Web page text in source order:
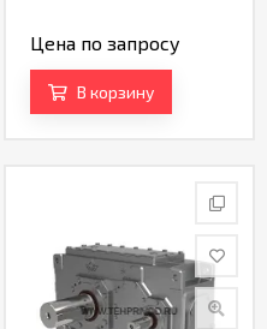
Цена по запросу
В корзину